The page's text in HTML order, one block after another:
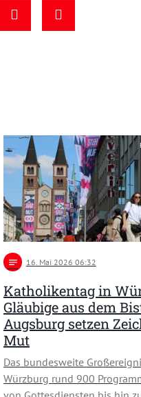
notes 16 . Mai 2026 06:32
Katholikentag in
Gläubige aus dem
Augsburg setzen
Mut
Das bundesweite
Würzburg rund 900